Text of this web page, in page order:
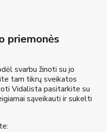
priemonės
svarbu žinoti su jo
tam tikrų sveikatos
Vidalista pasitarkite su
sąveikauti ir sukelti